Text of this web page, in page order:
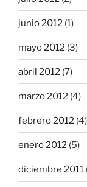
junio 2012 (1)
mayo 2012 (3)
abril 2012 (7)
marzo 2012 (4)
febrero 2012 (4)
enero 2012 (5)
diciembre 2011